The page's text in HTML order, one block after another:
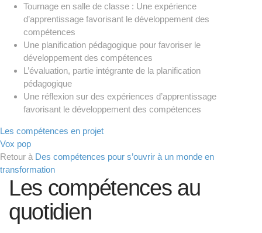
Tournage en salle de classe : Une expérience
d’apprentissage favorisant le développement des
compétences
Une planification pédagogique pour favoriser le
développement des compétences
L’évaluation, partie intégrante de la planification
pédagogique
Une réflexion sur des expériences d’apprentissage
favorisant le développement des compétences
Les compétences en projet
Vox pop
Retour à Des compétences pour s’ouvrir à un monde en
transformation
Les compétences au
quotidien